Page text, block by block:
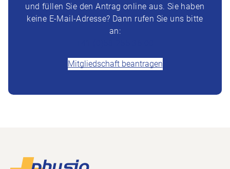
und füllen Sie den Antrag online aus. Sie haben
keine E-Mail-Adresse? Dann rufen Sie uns bitte
an:
Mitgliedschaft beantragen
Footer